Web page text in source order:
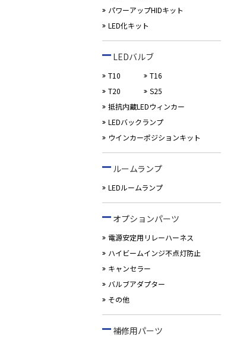
パワーアップHIDキット
LED化キット
LEDバルブ
T10
T16
T20
S25
抵抗内蔵LEDウィンカー
LEDバックランプ
ウインカーポジションキット
ルームランプ
LEDルームランプ
オプションパーツ
電源安定用リレーハーネス
ハイビームインジ不点灯防止
キャンセラー
バルブアダプター
その他
補修用パーツ